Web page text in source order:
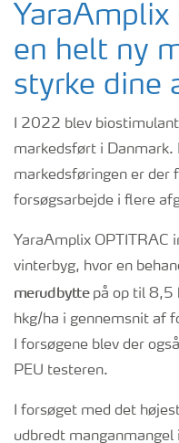
YaraAmplix
en helt ny
styrke dine
I 2022 blev
markedsført i Danmark.
markedsføringen er der
forsøgsarbejde i flere
YaraAmplix OPTITRAC
vinterbyg, hvor en
merudbyttepå op til 8,5
hkg/ha i gennemsnit af
I forsøgene blev der
PEU testeren.
I forsøget med det
udbredt manganmangel